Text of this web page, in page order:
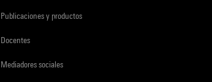
Publicaciones y productos
Docentes
Mediadores sociales